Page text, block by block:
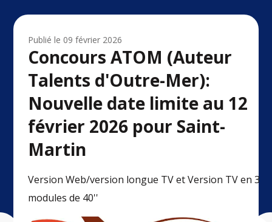
Publié le 09 février 2026
Concours ATOM (Auteur
Talents d'Outre-Mer):
Nouvelle date limite au 12
février 2026 pour Saint-
Martin
Version Web/version longue TV et Version TV en 3
modules de 40''